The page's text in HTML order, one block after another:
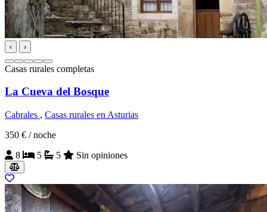
‹ ›
Casas rurales completas
La Cueva del Bosque
Cabrales , Casas rurales en Asturias
350 € / noche
8
5 5 Sin opiniones